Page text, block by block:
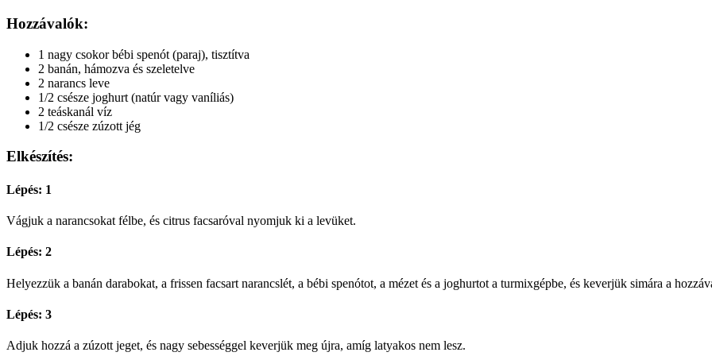
Hozzávalók:
1 nagy csokor bébi spenót (paraj), tisztítva
2 banán, hámozva és szeletelve
2 narancs leve
1/2 csésze joghurt (natúr vagy vaníliás)
2 teáskanál víz
1/2 csésze zúzott jég
Elkészítés:
Lépés: 1
Vágjuk a narancsokat félbe, és citrus facsaróval nyomjuk ki a levüket.
Lépés: 2
Helyezzük a banán darabokat, a frissen facsart narancslét, a bébi spenótot, a mézet és a joghurtot a turmixgépbe, és keverjük simára a
Lépés: 3
Adjuk hozzá a zúzott jeget, és nagy sebességgel keverjük meg újra, amíg latyakos nem lesz.